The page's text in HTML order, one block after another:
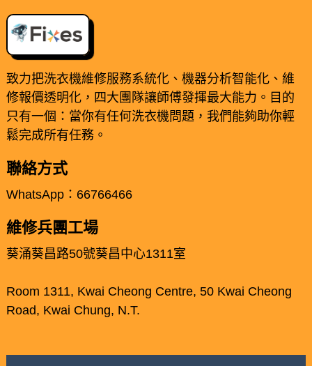
致力把洗衣機維修服務系統化、機器分析智能化、維
修報價透明化，四大團隊讓師傅發揮最大能力。目的
只有一個：當你有任何洗衣機問題，我們能夠助你輕
鬆完成所有任務。
聯絡方式
WhatsApp：66766466
維修兵團工場
葵涌葵昌路50號葵昌中心1311室
Room 1311, Kwai Cheong Centre, 50 Kwai Cheong
Road, Kwai Chung, N.T.